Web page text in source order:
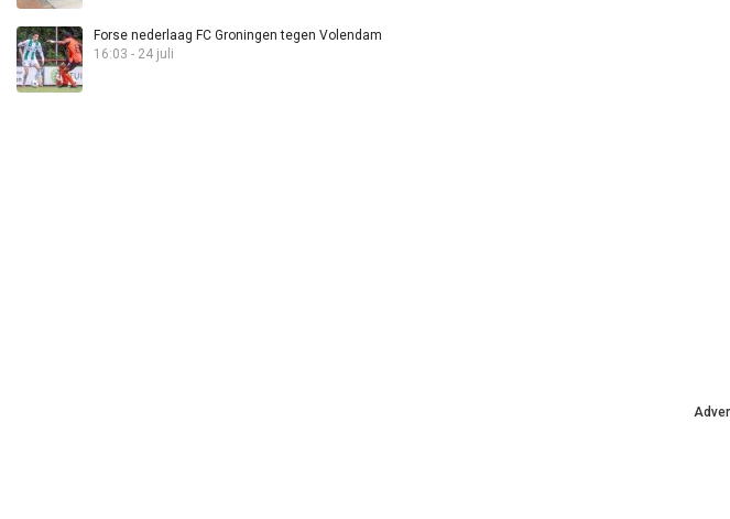
Forse nederlaag FC Groningen tegen Volendam
16:03 - 24 juli